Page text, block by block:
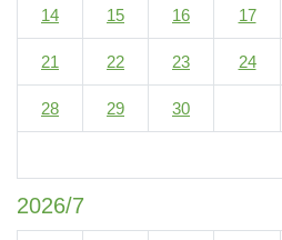
14
15 16 17
21
22 23 24
28
29 30
2026/7